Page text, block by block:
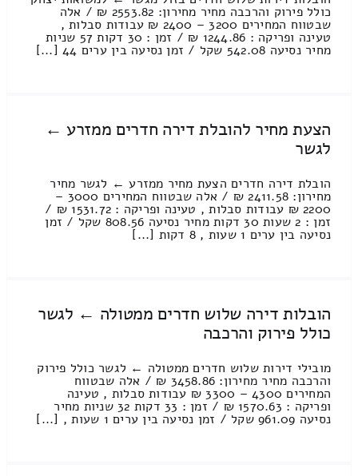
כולל פירוק והרכבה מחיר מחירון: 2553.82 ₪ / אלה
שבטווח המחירים 3200 – 2400 ₪ עבודות סבלות ,
טעינה ופריקה : 1244.86 ₪ / זמן : 30 דקות 57 שניות
מחיר נסיעה 542.08 שקל / זמן נסיעה בין ערים 44 [...]
הצעת מחיר להובלת דירה חדרים ממזרע ←
לגשר
הובלת דירה חדרים הצעת מחיר ממזרע ← לגשר מחיר
מחירון: 2411.58 ₪ / אלה שבטווח המחירים 3000 –
2200 ₪ עבודות סבלות , טעינה ופריקה : 1531.72 ₪ /
זמן : 2 שעות 30 דקות מחיר נסיעה 808.56 שקל / זמן
נסיעה בין ערים 1 שעות , 8 דקות [...]
הובלות דירה שלוש חדרים ממטולה ← לגשר
כולל פירוק והרכבה
מובילי דירות שלוש חדרים ממטולה ← לגשר כולל פירוק
והרכבה מחיר מחירון: 3458.86 ₪ / אלה שבטווח
המחירים 4300 – 3300 ₪ עבודות סבלות , טעינה
ופריקה : 1570.63 ₪ / זמן : 33 דקות 32 שניות מחיר
נסיעה 961.09 שקל / זמן נסיעה בין ערים 1 שעות , [...]